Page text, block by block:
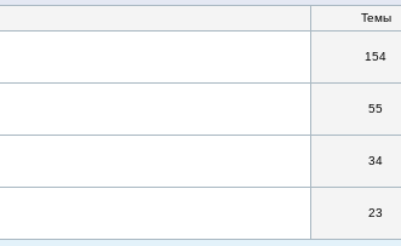
Темы
154
55
34
23